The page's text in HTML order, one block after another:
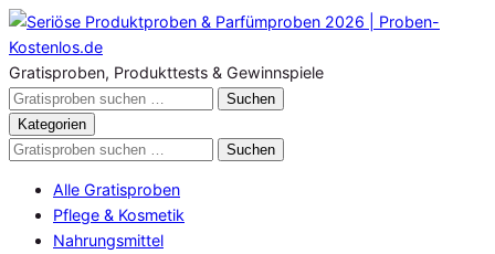
Zum
Inhalt
springen
Gratisproben, Produkttests & Gewinnspiele
Gratisproben
durchsuchen
Suchen
Kategorien
Gratisproben
Suchen
Alle Gratisproben
Pflege & Kosmetik
Nahrungsmittel